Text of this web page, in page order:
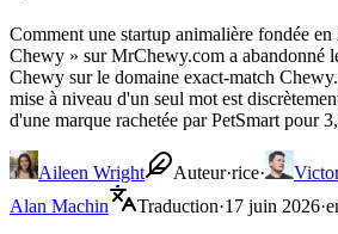
Comment une startup animalière fondée
Chewy » sur MrChewy.com a abandonné
Chewy sur le domaine exact-match
mise à niveau d'un seul mot est
d'une marque rachetée par PetSmart pour
Aileen Wright Auteur·rice·
Alan Machin
Traduction·17 juin 2026·